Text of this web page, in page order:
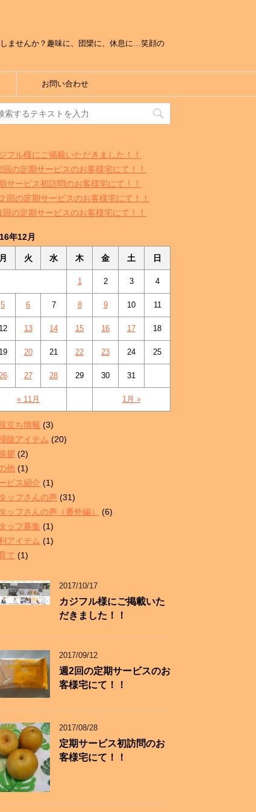
ませんか？趣味に、団欒に、休息に…笑顔の
お問い合わせ
フル様にご掲載いただきました！！
回の定期サービスのお客様宅にて！！
サービス初訪問のお客様宅にて！！
回の定期サービスのお客様宅にて！！
回の定期サービスのお客様宅にて！！
年12月
月 火 水 木 金 土 日
« 11月 1月 »
1 2 3 4
5 6 7 8 9 10 11
12 13 14 15 16 17 18
19 20 21 22 23 24 25
27 28 29 30 31
立ち情報 (3)
除アイテム (20)
拶 (2)
他 (1)
ビス紹介 (1)
ッフさんの声 (31)
ッフさんの声（番外編）
(6)
ッフ募集 (1)
アイテム (1)
て (1)
2017/10/17
カジフル様にご掲載いた
だきました！！
2017/09/12
週2回の定期サービスのお
客様宅にて！！
2017/08/28
定期サービス初訪問のお
客様宅にて！！